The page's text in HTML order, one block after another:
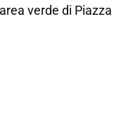
verde di Piazza